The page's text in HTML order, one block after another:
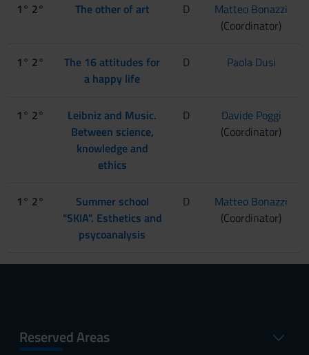
1° 2° The other of art D
Matteo Bonazzi
(Coordinator)
1° 2°
The 16 attitudes for
a happy life
D Paola Dusi
1° 2°
Leibniz and Music.
Between science,
knowledge and
ethics
D
Davide Poggi
(Coordinator)
1° 2°
Summer school
"SKIA". Esthetics and
psycoanalysis
D
Matteo Bonazzi
(Coordinator)
Reserved Areas